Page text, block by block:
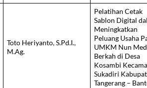
Toto Heriyanto, S.Pd.I.,
M.Ag.
Pelatihan Cetak
Sablon Digital
Meningkatkan
Peluang Usaha
UMKM Nun
Berkah di Desa
Kosambi
Sukadiri
Tangerang –